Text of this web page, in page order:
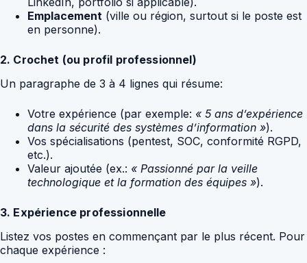
Emplacement (ville ou région, surtout si le poste est
en personne).
2. Crochet (ou profil professionnel)
Un paragraphe de 3 à 4 lignes qui résume:
Votre expérience (par exemple: « 5 ans d’expérience
dans la sécurité des systèmes d’information »).
Vos spécialisations (pentest, SOC, conformité RGPD,
etc.).
Valeur ajoutée (ex.: « Passionné par la veille
technologique et la formation des équipes »).
3. Expérience professionnelle
Listez vos postes en commençant par le plus récent. Pour
chaque expérience :